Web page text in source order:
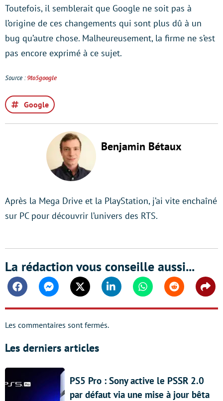
Toutefois, il semblerait que Google ne soit pas à
l’origine de ces changements qui sont plus dû à un
bug qu’autre chose. Malheureusement, la firme ne s’est
pas encore exprimé à ce sujet.
Source :9to5google
Google
Benjamin Bétaux
Après la Mega Drive et la PlayStation, j’ai vite enchaîné
sur PC pour découvrir l’univers des RTS.
La rédaction vous conseille aussi...
FacebookMessengerTwitter Linkedin WhatsappReddit
Les commentaires sont fermés.
Les derniers articles
PS5 Pro : Sony active le PSSR 2.0
par défaut via une mise à jour bêta